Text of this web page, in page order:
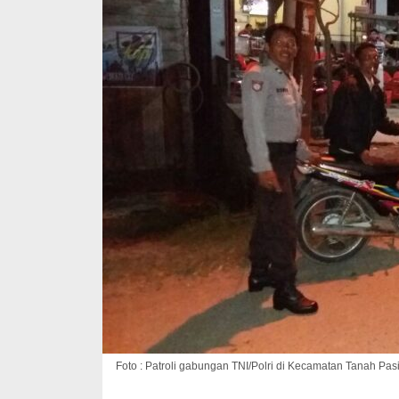
Foto : Patroli gabungan TNI/Polri di Kecamatan Tanah